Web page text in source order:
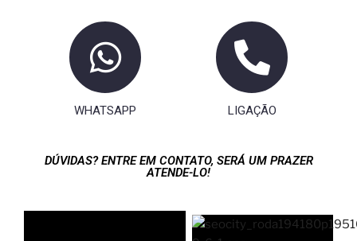
WHATSAPP LIGAÇÃO
DÚVIDAS? ENTRE EM CONTATO, SERÁ UM PRAZER
ATENDE-LO!